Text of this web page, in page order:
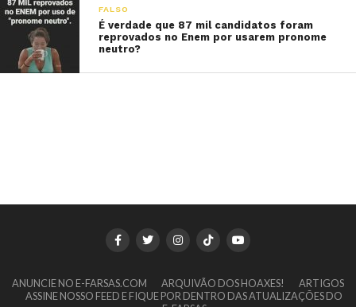
FALSO
É verdade que 87 mil candidatos foram
reprovados no Enem por usarem pronome
neutro?
ANUNCIE NO E-FARSAS.COM ARQUIVÃO DOS HOAXES!
ARTIGOS
ASSINE NOSSO FEED E FIQUE POR DENTRO DAS ATUALIZAÇÕES DO